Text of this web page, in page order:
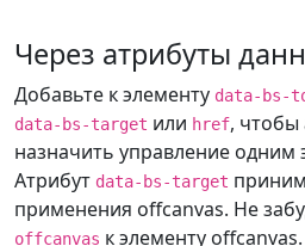
Через атрибуты
Добавьте к элементу data-bs-
data-bs-target или href, чтобы
назначить управление одним
Атрибут data-bs-target
применения offcanvas. Не
offcanvas к элементу